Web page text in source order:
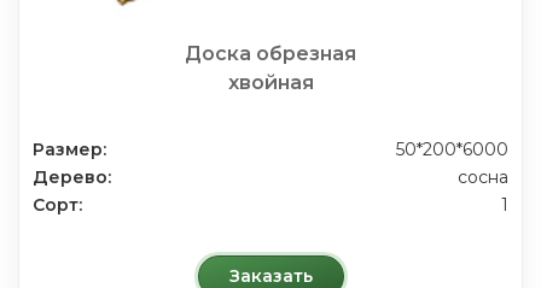
Доска обрезная
хвойная
Размер:
50*200*6000
Дерево:
сосна
Сорт:
1
Заказать